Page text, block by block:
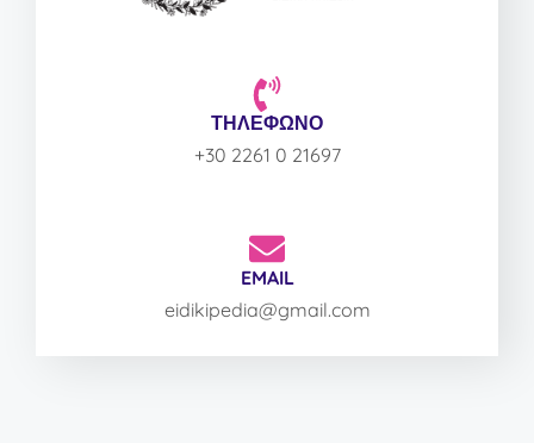
ΤΗΛΕΦΩΝΟ
+30 2261 0 21697
EMAIL
eidikipedia@gmail.com